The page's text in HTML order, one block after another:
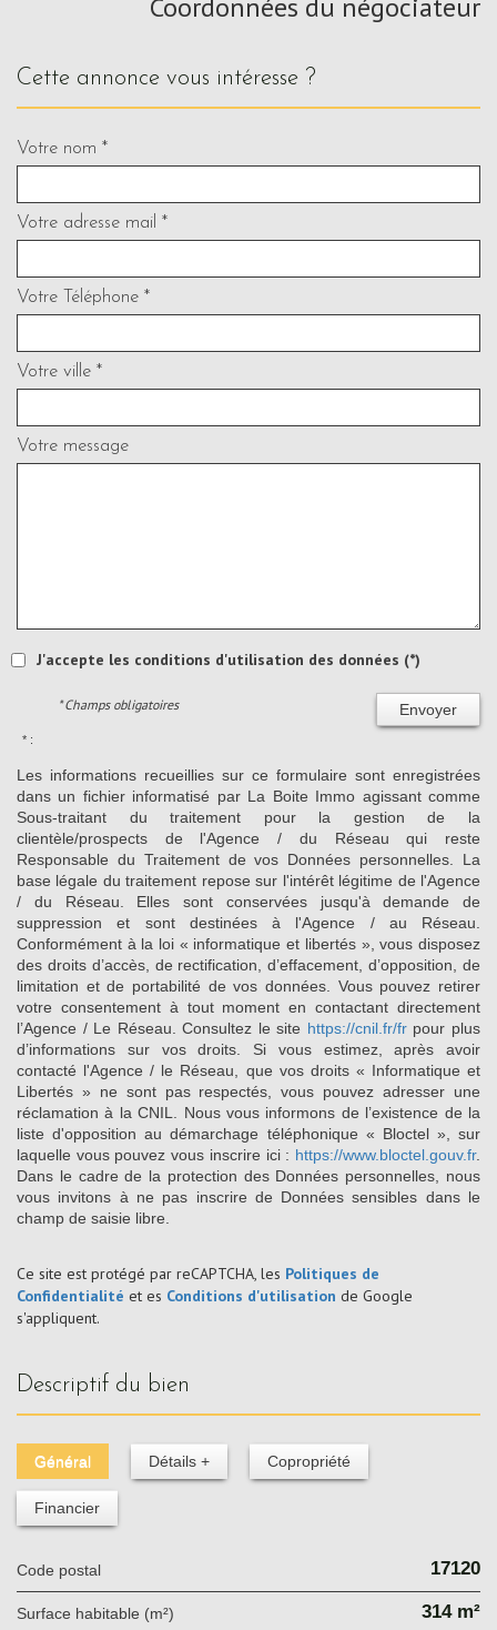
Coordonnées du négociateur
cette annonce vous intéresse ?
Votre nom *
Votre adresse mail *
Votre Téléphone *
Votre ville *
Votre message
J'accepte les conditions d'utilisation des données (*)
Envoyer
* Champs obligatoires
* :
Les informations recueillies sur ce formulaire sont enregistrées
dans un fichier informatisé par La Boite Immo agissant comme
Sous-traitant du traitement pour la gestion de la
clientèle/prospects de l'Agence / du Réseau qui reste
Responsable du Traitement de vos Données personnelles. La
base légale du traitement repose sur l'intérêt légitime de l'Agence
/ du Réseau. Elles sont conservées jusqu'à demande de
suppression et sont destinées à l'Agence / au Réseau.
Conformément à la loi « informatique et libertés », vous disposez
des droits d’accès, de rectification, d’effacement, d’opposition, de
limitation et de portabilité de vos données. Vous pouvez retirer
votre consentement à tout moment en contactant directement
l’Agence / Le Réseau. Consultez le site https://cnil.fr/frpour plus
d’informations sur vos droits. Si vous estimez, après avoir
contacté l'Agence / le Réseau, que vos droits « Informatique et
Libertés » ne sont pas respectés, vous pouvez adresser une
réclamation à la CNIL. Nous vous informons de l’existence de la
liste d'opposition au démarchage téléphonique « Bloctel », sur
laquelle vous pouvez vous inscrire ici : https://www.bloctel.gouv.fr.
Dans le cadre de la protection des Données personnelles, nous
vous invitons à ne pas inscrire de Données sensibles dans le
champ de saisie libre.
Ce site est protégé par reCAPTCHA, les Politiques de
Confidentialité et es Conditions d'utilisation de Google
s'appliquent.
descriptif du bien
Général Détails + Copropriété
Financier
Code postal 17120
Surface habitable (m²) 314 m²